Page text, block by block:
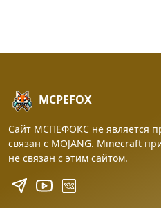
MCPEFOX
Сайт МСПЕФОКС не является
связан с MOJANG. Minecraft
не связан с этим сайтом.